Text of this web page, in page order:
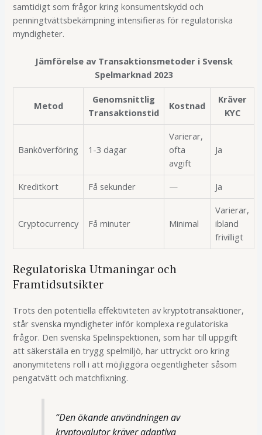
samtidigt som frågor kring konsumentskydd och
penningtvättsbekämpning intensifieras för regulatoriska
myndigheter.
Jämförelse av Transaktionsmetoder i Svensk
Spelmarknad 2023
Metod
Genomsnittlig
Transaktionstid
Kostnad
Kräver
KYC
Banköverföring 1-3 dagar
Varierar,
ofta
avgift
Ja
Kreditkort Få sekunder — Ja
Cryptocurrency Få minuter Minimal
Varierar,
ibland
frivilligt
Regulatoriska Utmaningar och
Framtidsutsikter
Trots den potentiella effektiviteten av kryptotransaktioner,
står svenska myndigheter inför komplexa regulatoriska
frågor. Den svenska Spelinspektionen, som har till uppgift
att säkerställa en trygg spelmiljö, har uttryckt oro kring
anonymitetens roll i att möjliggöra oegentligheter såsom
pengatvätt och matchfixning.
“Den ökande användningen av
kryptovalutor kräver adaptiva